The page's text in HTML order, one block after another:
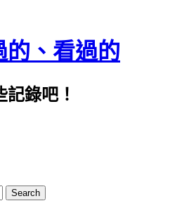
的、看過的
錄吧！